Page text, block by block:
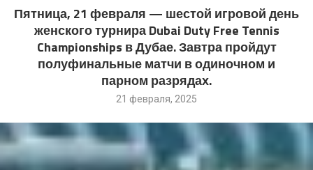
Пятница, 21 февраля — шестой игровой день
женского турнира Dubai Duty Free Tennis
Championships в Дубае. Завтра пройдут
полуфинальные матчи в одиночном и
парном разрядах.
21 февраля, 2025